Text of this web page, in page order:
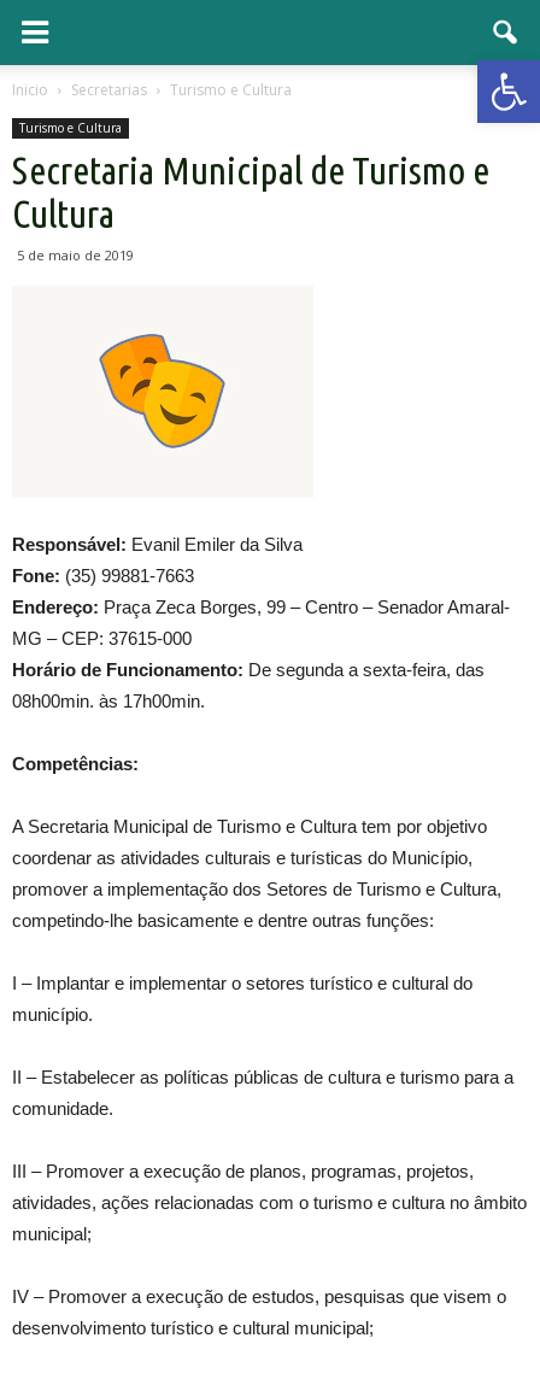
Inicio Secretarias Turismo e Cultura
Turismo e Cultura
Secretaria Municipal de Turismo e
Cultura
5 de maio de 2019
Responsável: Evanil Emiler da Silva
Fone: (35) 99881-7663
Endereço: Praça Zeca Borges, 99 – Centro – Senador Amaral-
MG – CEP: 37615-000
Horário de Funcionamento: De segunda a sexta-feira, das
08h00min. às 17h00min.
Competências:
A Secretaria Municipal de Turismo e Cultura tem por objetivo
coordenar as atividades culturais e turísticas do Município,
promover a implementação dos Setores de Turismo e Cultura,
competindo-lhe basicamente e dentre outras funções:
I – Implantar e implementar o setores turístico e cultural do
município.
II – Estabelecer as políticas públicas de cultura e turismo para a
comunidade.
III – Promover a execução de planos, programas, projetos,
atividades, ações relacionadas com o turismo e cultura no âmbito
municipal;
IV – Promover a execução de estudos, pesquisas que visem o
desenvolvimento turístico e cultural municipal;